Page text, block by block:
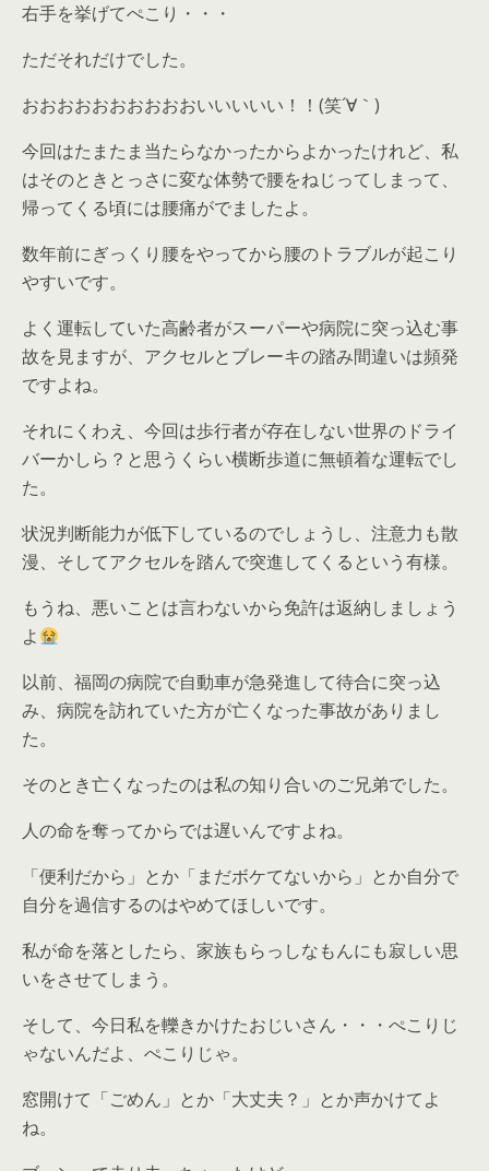
右手を挙げてぺこり・・・
ただそれだけでした。
おおおおおおおおおおいいいいい！！(笑´∀｀)
今回はたまたま当たらなかったからよかったけれど、私
はそのときとっさに変な体勢で腰をねじってしまって、
帰ってくる頃には腰痛がでましたよ。
数年前にぎっくり腰をやってから腰のトラブルが起こり
やすいです。
よく運転していた高齢者がスーパーや病院に突っ込む事
故を見ますが、アクセルとブレーキの踏み間違いは頻発
ですよね。
それにくわえ、今回は歩行者が存在しない世界のドライ
バーかしら？と思うくらい横断歩道に無頓着な運転でし
た。
状況判断能力が低下しているのでしょうし、注意力も散
漫、そしてアクセルを踏んで突進してくるという有様。
もうね、悪いことは言わないから免許は返納しましょう
よ
以前、福岡の病院で自動車が急発進して待合に突っ込
み、病院を訪れていた方が亡くなった事故がありまし
た。
そのとき亡くなったのは私の知り合いのご兄弟でした。
人の命を奪ってからでは遅いんですよね。
「便利だから」とか「まだボケてないから」とか自分で
自分を過信するのはやめてほしいです。
私が命を落としたら、家族もらっしなもんにも寂しい思
いをさせてしまう。
そして、今日私を轢きかけたおじいさん・・・ぺこりじ
ゃないんだよ、ぺこりじゃ。
窓開けて「ごめん」とか「大丈夫？」とか声かけてよ
ね。